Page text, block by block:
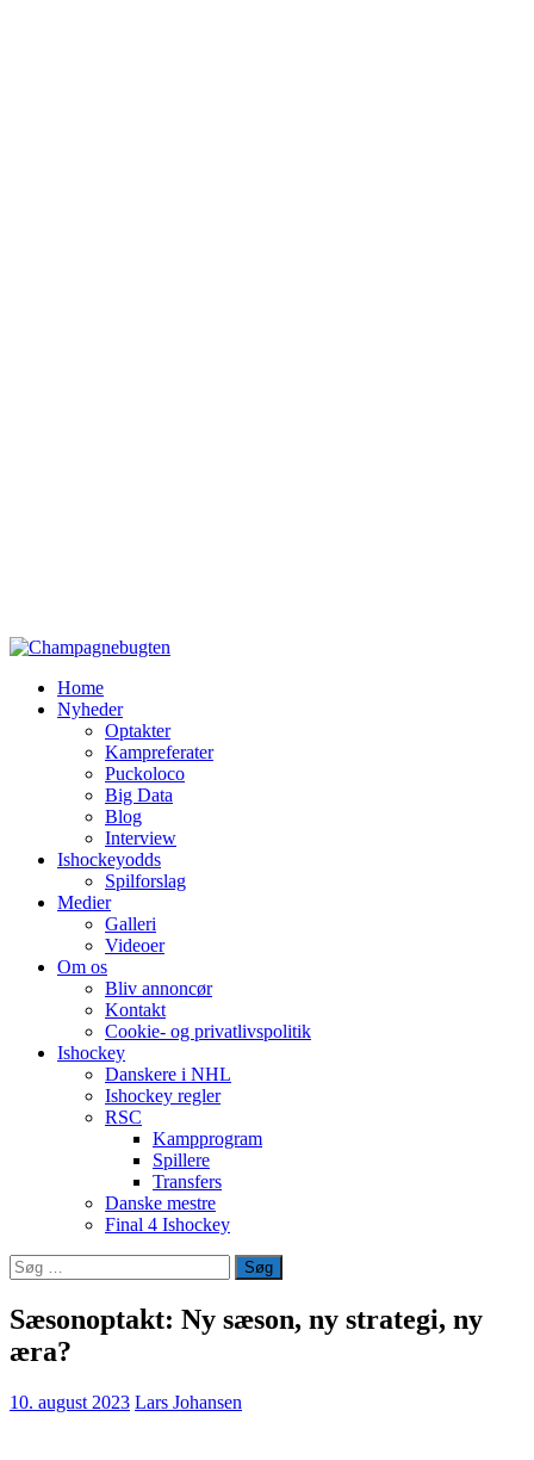
Home
Nyheder
Optakter
Kampreferater
Puckoloco
Big Data
Blog
Interview
Ishockeyodds
Spilforslag
Medier
Galleri
Videoer
Om os
Bliv annoncør
Kontakt
Cookie- og privatlivspolitik
Ishockey
Danskere i NHL
Ishockey regler
RSC
Kampprogram
Spillere
Transfers
Danske mestre
Final 4 Ishockey
Søg
efter:
Sæsonoptakt: Ny sæson, ny strategi, ny
æra?
10. august 2023 Lars Johansen